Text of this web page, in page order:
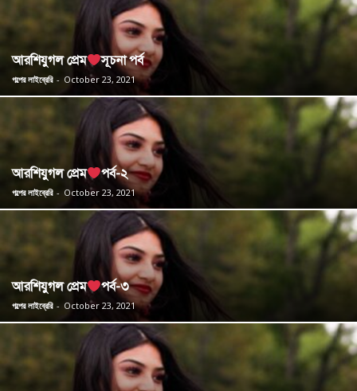
আরশিযুগল প্রেম সূচনা পর্ব
গল্পের লাইব্রেরি - October 23, 2021
আরশিযুগল প্রেম পর্ব-২
গল্পের লাইব্রেরি - October 23, 2021
আরশিযুগল প্রেম পর্ব-৩
গল্পের লাইব্রেরি - October 23, 2021